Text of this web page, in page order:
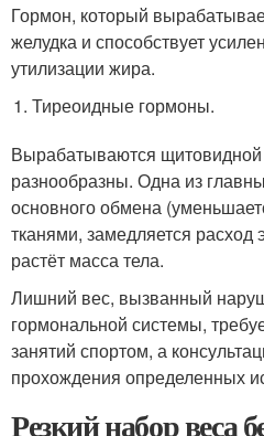
Гормон, который
желудка и способствует
утилизации жира.
Тиреоидные гормоны.
Вырабатываются
разнообразны. Одна из
основного обмена
тканями, замедляется расход
растёт масса тела.
Лишний вес, вызванный
гормональной системы,
занятий спортом, а
прохождения определенных
Резкий набор веса